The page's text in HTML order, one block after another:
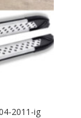
2011-ig